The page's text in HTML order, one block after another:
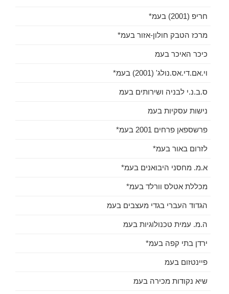
חריפ (2001) בעמ*
מרכז הטבק חולון-אזור בעמ*
כיכר האיכר בעמ
וי.אם.די.אס.נולג' (2001) בעמ*
ס.ב.נ.י לבניה ושירותים בעמ
נישות עסקיות בעמ
פרשספאן פרחים 2001 בעמ*
לזרום באור בעמ*
א.מ. מחסני היבואנים בעמ*
מכללת אטלס וורלד בעמ*
הגדוד העברי בגדי מעצבים בעמ
ה.מ. עמית טכנולוגיות בעמ
ירדן בתי קפה בעמ*
פיינטזום בעמ
שיא נקודות מכירה בעמ